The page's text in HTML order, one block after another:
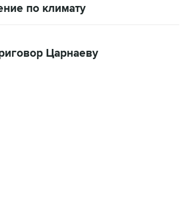
по климату
Царнаеву